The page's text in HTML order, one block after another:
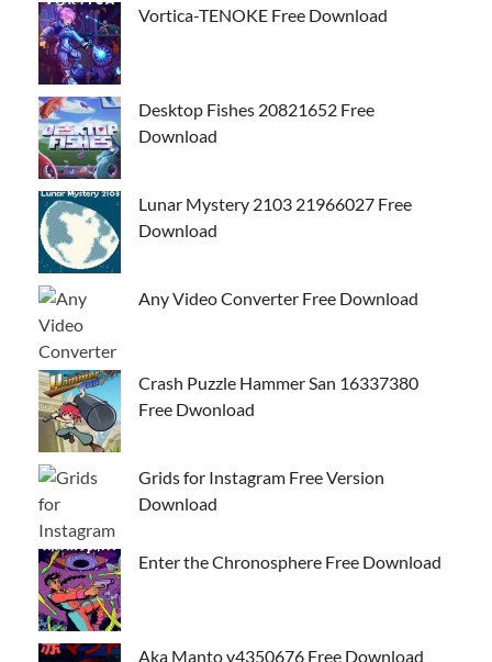
Vortica-TENOKE Free Download
Desktop Fishes 20821652 Free
Download
Lunar Mystery 2103 21966027 Free
Download
Any Video Converter Free Download
Crash Puzzle Hammer San 16337380
Free Dwonload
Grids for Instagram Free Version
Download
Enter the Chronosphere Free Download
Aka Manto v4350676 Free Download